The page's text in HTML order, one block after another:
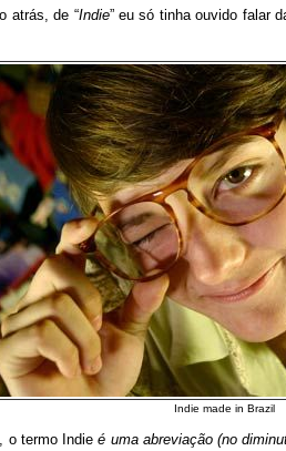
atrás, de “Indie” eu só tinha ouvido falar
Indie made in Brazil
o termo Indieé uma abreviação (no